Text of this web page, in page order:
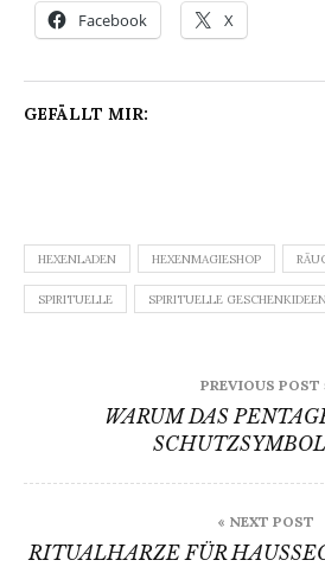
Facebook X
GEFÄLLT MIR:
HEXENLADEN HEXENMAGIESHOP
SPIRITUELLE SPIRITUELLE
PREVIOUS POST
WARUM DAS
« NEXT POST
RITUALHARZE FÜR